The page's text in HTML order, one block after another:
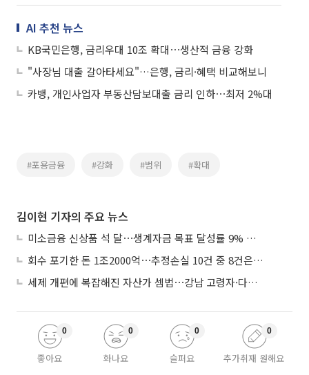
AI 추천 뉴스
KB국민은행, 금리우대 10조 확대⋯생산적 금융 강화
"사장님 대출 갈아타세요"…은행, 금리·혜택 비교해보니
카뱅, 개인사업자 부동산담보대출 금리 인하⋯최저 2%대
#포용금융 #강화 #범위 #확대
김이현 기자의 주요 뉴스
미소금융 신상품 석 달⋯생계자금 목표 달성률 9% 그쳐
회수 포기한 돈 1조2000억⋯추정손실 10건 중 8건은 기업대출
세제 개편에 복잡해진 자산가 셈법⋯강남 고령자·다주택자 ‘자산재편 고심’
좋아요
0
화나요
0
슬퍼요
0
추가취재 원해요
0